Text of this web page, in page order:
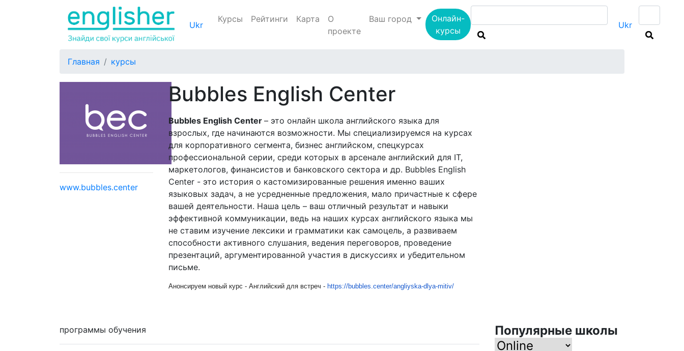
Ukr
Курсы Рейтинги Карта
О
проекте
Ваш город
Онлайн-
курсы
Ukr
Главная курсы
www.bubbles.center
Bubbles English Center
Bubbles English Center – это онлайн школа английского языка для
взрослых, где начинаются возможности. Мы специализируемся на курсах
для корпоративного сегмента, бизнес английском, спецкурсах
профессиональной серии, среди которых в арсенале английский для IT,
маркетологов, финансистов и банковского сектора и др. Bubbles English
Center - это история о кастомизированные решения именно ваших
языковых задач, а не усредненные предложения, мало причастные к сфере
вашей деятельности. Наша цель – ваш отличный результат и навыки
эффективной коммуникации, ведь на наших курсах английского языка мы
не ставим изучение лексики и грамматики как самоцель, а развиваем
способности активного слушания, ведения переговоров, проведение
презентаций, аргументированной участия в дискуссиях и убедительном
письме.
Анонсируем новый курс - Английский для встреч - https://bubbles.center/angliyska-dlya-mitiv/
программы обучения Популярные школы